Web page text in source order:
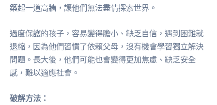
築起一道高牆，讓他們無法盡情探索世界。
過度保護的孩子，容易變得膽小、缺乏自信，遇到困難就
退縮，因為他們習慣了依賴父母，沒有機會學習獨立解決
問題。長大後，他們可能也會變得更加焦慮、缺乏安全
感，難以適應社會。
破解方法：